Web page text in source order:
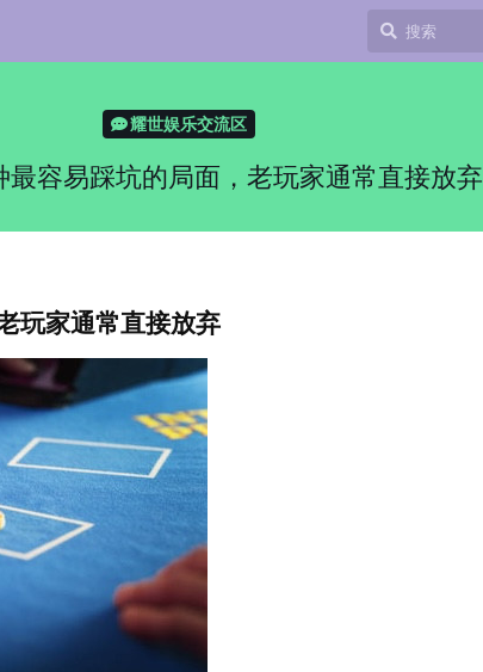
耀世娱乐交流区
最容易踩坑的局面，老玩家通常直接放弃
玩家通常直接放弃